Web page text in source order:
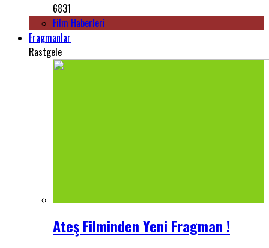
6831
Film Haberleri
Fragmanlar
Rastgele
Ateş Filminden Yeni Fragman !